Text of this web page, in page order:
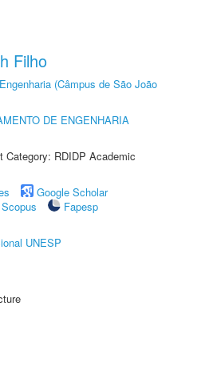
Filho
(Câmpus de São João
DE ENGENHARIA
Category: RDIDP Academic
Google Scholar
Scopus
Fapesp
UNESP